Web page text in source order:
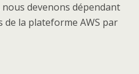
nous devenons dépendant
la plateforme AWS par